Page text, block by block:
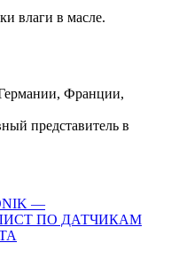
влаги в масле.
Франции,
представитель в
—
ПО ДАТЧИКАМ